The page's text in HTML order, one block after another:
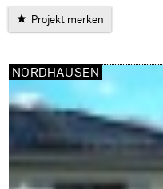
Projekt merken
NORDHAUSEN